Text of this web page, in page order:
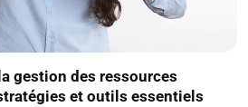
gestion des ressources
et outils essentiels